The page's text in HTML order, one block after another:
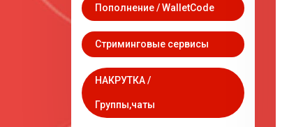
Пополнение / WalletCode
Стриминговые сервисы
НАКРУТКА /
Группы,чаты